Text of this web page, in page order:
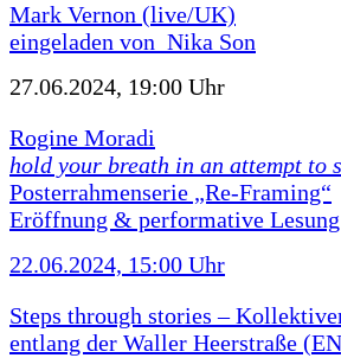
Mark Vernon (live/UK)
eingeladen von Nika Son
27.06.2024, 19:00 Uhr
Rogine Moradi
hold your breath in an attempt to
Posterrahmenserie „Re-Framing“
Eröffnung & performative Lesung
22.06.2024, 15:00 Uhr
Steps through stories –
entlang der Waller Heerstraße